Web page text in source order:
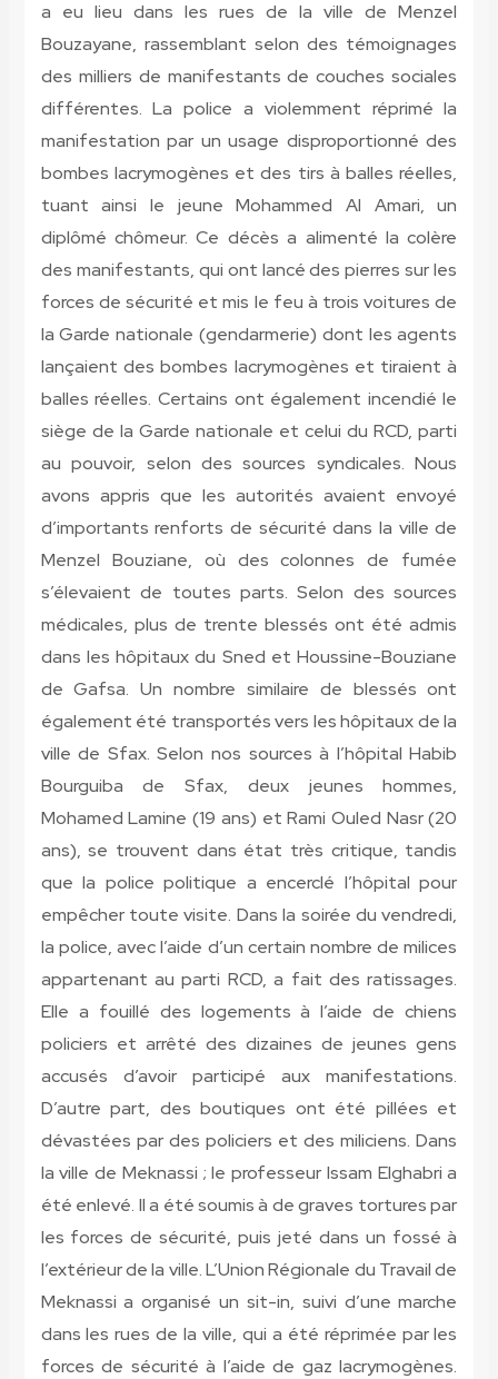
a eu lieu dans les rues de la ville de Menzel
Bouzayane, rassemblant selon des témoignages
des milliers de manifestants de couches sociales
différentes. La police a violemment réprimé la
manifestation par un usage disproportionné des
bombes lacrymogènes et des tirs à balles réelles,
tuant ainsi le jeune Mohammed Al Amari, un
diplômé chômeur. Ce décès a alimenté la colère
des manifestants, qui ont lancé des pierres sur les
forces de sécurité et mis le feu à trois voitures de
la Garde nationale (gendarmerie) dont les agents
lançaient des bombes lacrymogènes et tiraient à
balles réelles. Certains ont également incendié le
siège de la Garde nationale et celui du RCD, parti
au pouvoir, selon des sources syndicales. Nous
avons appris que les autorités avaient envoyé
d’importants renforts de sécurité dans la ville de
Menzel Bouziane, où des colonnes de fumée
s’élevaient de toutes parts. Selon des sources
médicales, plus de trente blessés ont été admis
dans les hôpitaux du Sned et Houssine-Bouziane
de Gafsa. Un nombre similaire de blessés ont
également été transportés vers les hôpitaux de la
ville de Sfax. Selon nos sources à l’hôpital Habib
Bourguiba de Sfax, deux jeunes hommes,
Mohamed Lamine (19 ans) et Rami Ouled Nasr (20
ans), se trouvent dans état très critique, tandis
que la police politique a encerclé l’hôpital pour
empêcher toute visite. Dans la soirée du vendredi,
la police, avec l’aide d’un certain nombre de milices
appartenant au parti RCD, a fait des ratissages.
Elle a fouillé des logements à l’aide de chiens
policiers et arrêté des dizaines de jeunes gens
accusés d’avoir participé aux manifestations.
D’autre part, des boutiques ont été pillées et
dévastées par des policiers et des miliciens. Dans
la ville de Meknassi ; le professeur Issam Elghabri a
été enlevé. Il a été soumis à de graves tortures par
les forces de sécurité, puis jeté dans un fossé à
l’extérieur de la ville. L’Union Régionale du Travail de
Meknassi a organisé un sit-in, suivi d’une marche
dans les rues de la ville, qui a été réprimée par les
forces de sécurité à l’aide de gaz lacrymogènes.